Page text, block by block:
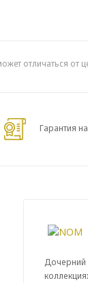
отличаться от
Гарантия
Дочерний